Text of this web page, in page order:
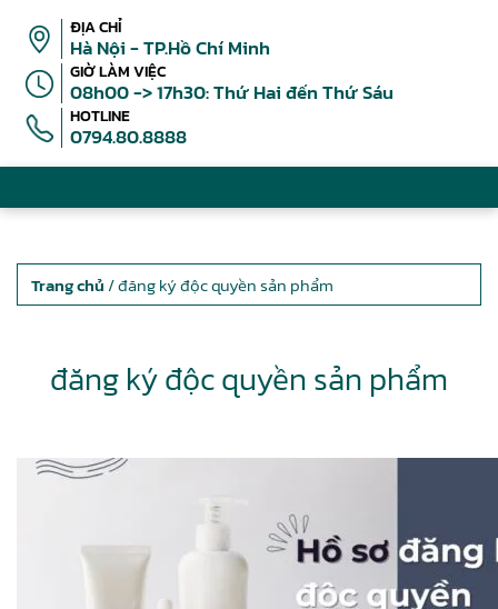
ĐỊA CHỈ
Hà Nội - TP.Hồ Chí Minh
GIỜ LÀM VIỆC
08h00 -> 17h30: Thứ Hai đến Thứ Sáu
HOTLINE
0794.80.8888
Trang chủ / đăng ký độc quyền sản phẩm
đăng ký độc quyền sản phẩm